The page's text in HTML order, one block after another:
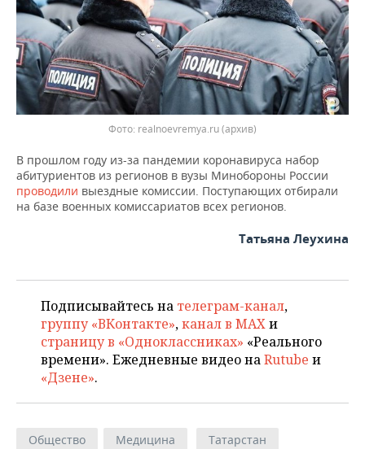
ТЕЛЕКОММУНИКАЦИИ
БИЗНЕС-БРАНЧИ
ONLINE-КОНФЕРЕНЦИИ
ОТКРЫТАЯ ЛЕКЦИЯ
ФУТБОЛ
ХОККЕЙ
БАСКЕТБОЛ
КИБЕРСПОРТ
ФИГУРНОЕ КАТАНИЕ
ХОККЕЙ С МЯЧОМ
НОВОСТИ ОБЩЕСТВА
ВЛАСТЬ
ИНФРАСТРУКТУРА
КУЛЬТУРА
МЕДИЦИНА
ПРОИСШЕСТВИЯ
ФОТОГАЛЕРЕЯ
СЮЖЕТЫ
СПРАВОЧНИК
СПИСОК ПЕРСОН
СПИСОК КОМПАНИЙ
ПОЛНАЯ ВЕРСИЯФото: realnoevremya.ru (архив)
В прошлом году из-за пандемии коронавируса набор
абитуриентов из регионов в вузы Минобороны России
проводили выездные комиссии. Поступающих отбирали
на базе военных комиссариатов всех регионов.
Татьяна Леухина
Подписывайтесь на телеграм-канал,
группу «ВКонтакте»,канал в MAXи
страницу в «Одноклассниках» «Реального
времени». Ежедневные видео наRutube и
«Дзене».
Общество Медицина Татарстан